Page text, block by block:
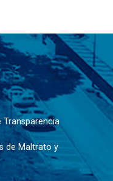
de Maltrato y